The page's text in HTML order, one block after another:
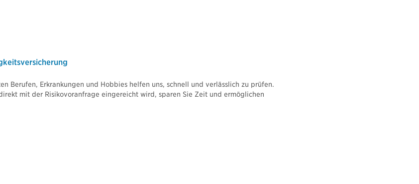
Berufen, Erkrankungen und Hobbies helfen uns, schnell und verlässlich zu prüfen.
mit der Risikovoranfrage eingereicht wird, sparen Sie Zeit und ermöglichen